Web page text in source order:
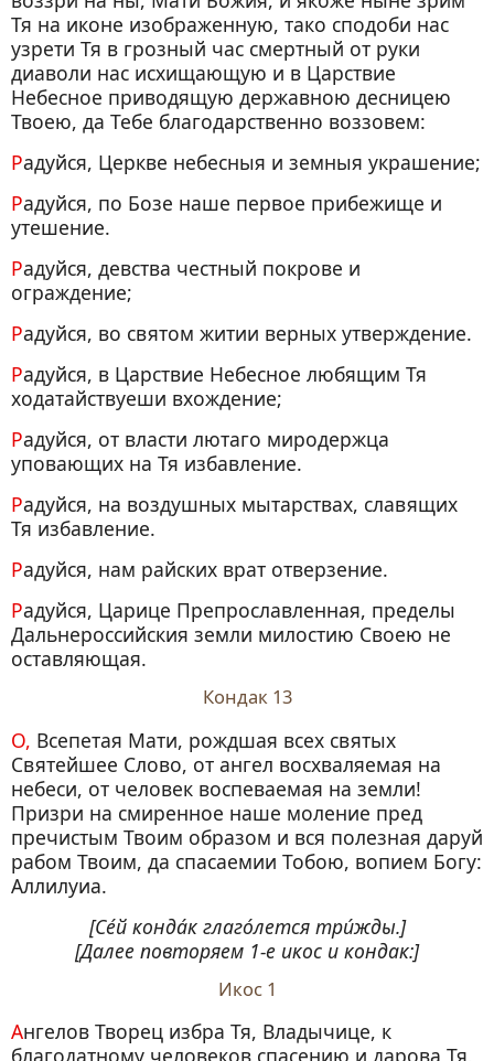
Тя на иконе изображенную, тако сподоби нас
узрети Тя в грозный час смертный от руки
диаволи нас исхищающую и в Царствие
Небесное приводящую державною десницею
Твоею, да Тебе благодарственно воззовем:
Радуйся, Церкве небесныя и земныя украшение;
Радуйся, по Бозе наше первое прибежище и
утешение.
Радуйся, девства честный покрове и
ограждение;
Радуйся, во святом житии верных утверждение.
Радуйся, в Царствие Небесное любящим Тя
ходатайствуеши вхождение;
Радуйся, от власти лютаго миродержца
уповающих на Тя избавление.
Радуйся, на воздушных мытарствах, славящих
Тя избавление.
Радуйся, нам райских врат отверзение.
Радуйся, Царице Препрославленная, пределы
Дальнероссийския земли милостию Своею не
оставляющая.
Кондак 13
О, Всепетая Мати, рождшая всех святых
Святейшее Слово, от ангел восхваляемая на
небеси, от человек воспеваемая на земли!
Призри на смиренное наше моление пред
пречистым Твоим образом и вся полезная даруй
рабом Твоим, да спасаемии Тобою, вопием Богу:
Аллилуиа.
[Се́й конда́к глаго́лется три́жды.]
[Далее повторяем 1‑е икос и кондак:]
Икос 1
Ангелов Творец избра Тя, Владычице, к